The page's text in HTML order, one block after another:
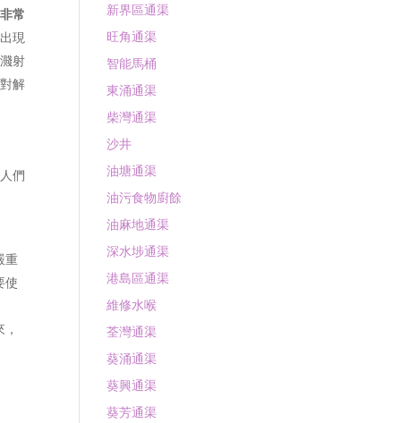
常
現
射
解
們
重
使
新界區通渠
旺角通渠
智能馬桶
東涌通渠
柴灣通渠
沙井
油塘通渠
油污食物廚餘
油麻地通渠
深水埗通渠
港島區通渠
維修水喉
荃灣通渠
葵涌通渠
葵興通渠
葵芳通渠